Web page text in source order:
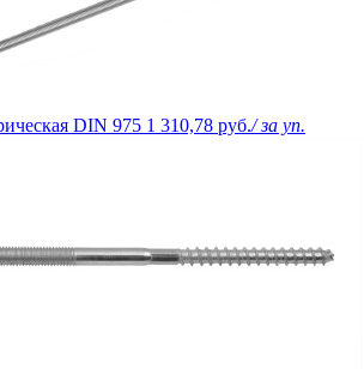
DIN 975 1 310,78 руб./ за уп.